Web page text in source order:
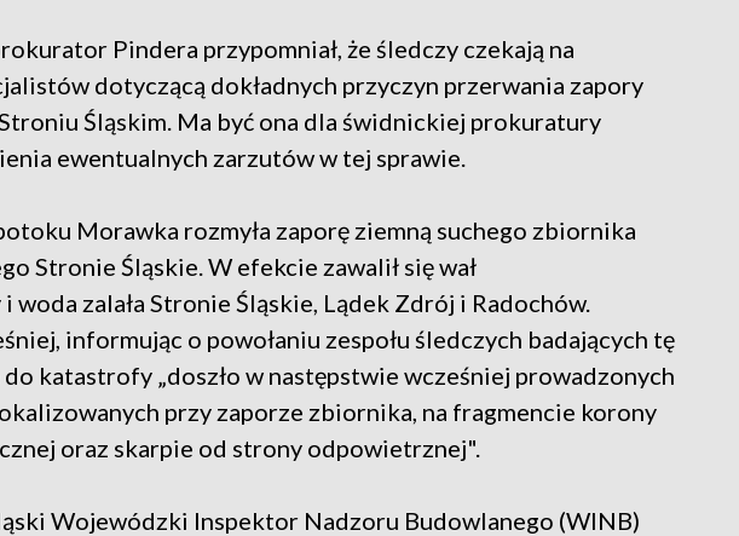
Pindera przypomniał, że śledczy czekają na
dotyczącą dokładnych przyczyn przerwania zapory
Śląskim. Ma być ona dla świdnickiej prokuratury
ewentualnych zarzutów w tej sprawie.
Morawka rozmyła zaporę ziemną suchego zbiornika
Stronie Śląskie. W efekcie zawalił się wał
zalała Stronie Śląskie, Lądek Zdrój i Radochów.
informując o powołaniu zespołu śledczych badających tę
do katastrofy „doszło w następstwie wcześniej prowadzonych
przy zaporze zbiornika, na fragmencie korony
oraz skarpie od strony odpowietrznej".
Wojewódzki Inspektor Nadzoru Budowlanego (WINB)